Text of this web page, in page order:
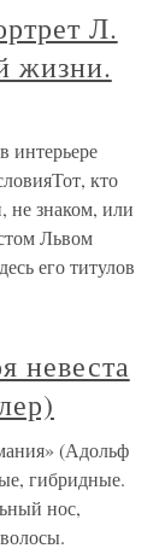
Л.
жизни.
интерьере
кто
не знаком, или
Львом
его титулов
невеста
(Адольф
гибридные.
нос,